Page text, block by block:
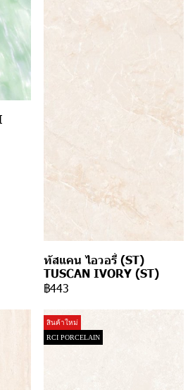
ทัสแคน ไอวอรี่ (ST)
TUSCAN IVORY (ST)
฿443
สินค้าใหม่
RCI PORCELAIN